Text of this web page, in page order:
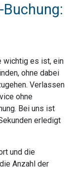
wichtig es ist, ein
ohne dabei
Verlassen
ohne
Bei uns ist
erledigt
und die
Anzahl der